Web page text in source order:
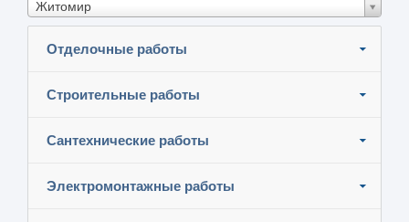
Житомир
Отделочные работы
Строительные работы
Сантехнические работы
Электромонтажные работы